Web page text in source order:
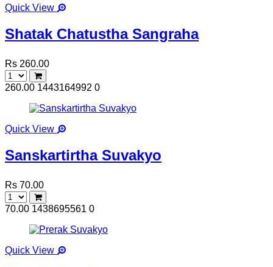
Quick View
Shatak Chatustha Sangraha
Rs 260.00
260.00 1443164992 0
Quick View
Sanskartirtha Suvakyo
Rs 70.00
70.00 1438695561 0
Quick View